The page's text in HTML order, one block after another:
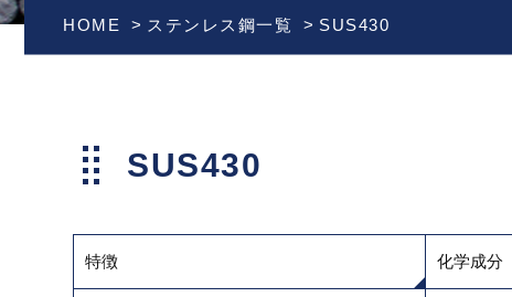
HOME ステンレス鋼一覧 SUS430
SUS430
特徴 化学成分